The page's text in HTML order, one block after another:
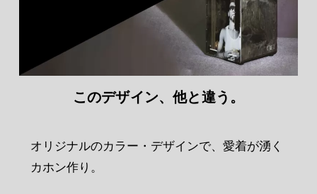
このデザイン、他と違う。
オリジナルのカラー・デザインで、 愛着が湧く
カホン作り。